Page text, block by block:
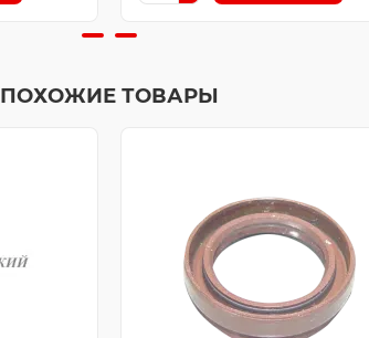
ПОХОЖИЕ ТОВАРЫ